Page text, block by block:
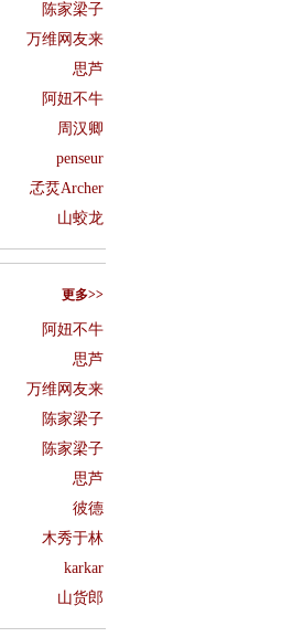
陈家梁子
万维网友来
思芦
阿妞不牛
周汉卿
penseur
孞烎Archer
山蛟龙
更多>>
阿妞不牛
思芦
万维网友来
陈家梁子
陈家梁子
思芦
彼德
木秀于林
karkar
山货郎